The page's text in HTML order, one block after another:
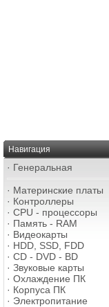
Навигация
· Генеральная
· Материнские платы
· Контроллеры
· CPU - процессоры
· Память - RAM
· Видеокарты
· HDD, SSD, FDD
· CD - DVD - BD
· Звуковые карты
· Охлаждение ПК
· Корпуса ПК
· Электропитание